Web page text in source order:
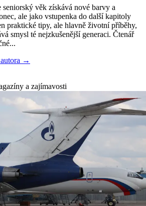
věk získává nové barvy a
ale jako vstupenka do další kapitoly
praktické tipy, ale hlavně životní příběhy,
smysl té nejzkušenější generaci. Čtenář
→
a zajímavosti